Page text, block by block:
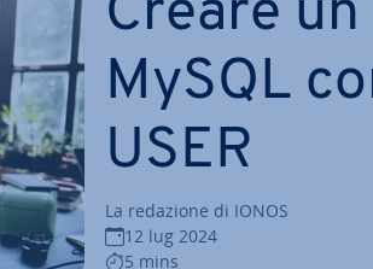
Creare
MySQL
USER
La redazione di IONOS
12 lug 2024
5 mins